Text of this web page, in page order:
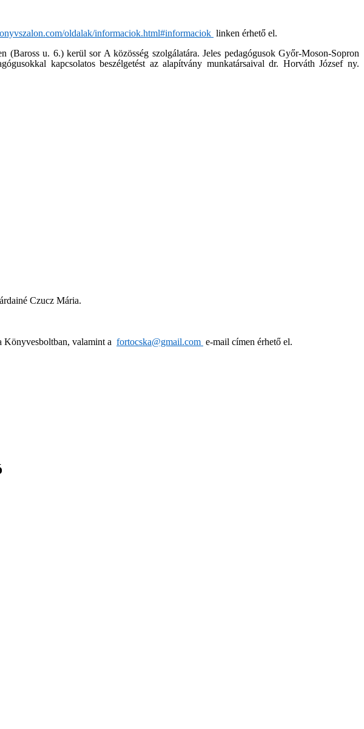
oldalak/informaciok.html#informaciok linken érhető el.
u. 6.) kerül sor A közösség szolgálatára. Jeles pedagógusok Győr-Moson-Sopron
kapcsolatos beszélgetést az alapítvány munkatársaival dr. Horváth József ny.
Czucz Mária.
Könyvesboltban, valamint a fortocska@gmail.com e-mail címen érhető el.